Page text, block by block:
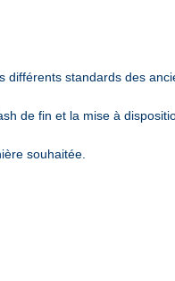
standards des
de fin et la mise à
souhaitée.